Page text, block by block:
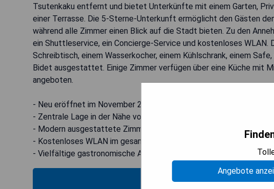
Tsutenkaku entfernt und bietet Unterkünfte mit einem Garten,
einer Terrasse. Die 5-Sterne-Unterkunft ermöglicht den Gästen
während alle Zimmer einen Blick auf die Stadt bieten. Zu den
ein Shuttleservice, ein Concierge-Service und kostenloses WLAN.
Schreibtisch, einem Wasserkocher, einem Kühlschrank, einem
Bidet ausgestattet. Einige Zimmer verfügen über eine Küche mit
angeboten.
- Neu eröffnet im November 2022
- Zentrale Lage in der Nähe von Sehenswürdigkeiten
- Modern ausgestattete Zimmer mit Stadtblick
- Kostenloses WLAN im gesamten Hotel
- Vielfältige gastronomische Angebote vor Ort
PREISE
Angebote